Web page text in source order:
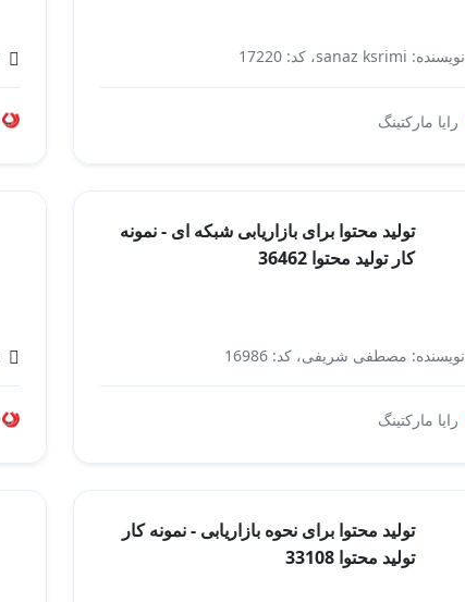
نویسنده: sanaz ksrimi، کد: 17220
رایا مارکتینگ
تولید محتوا برای بازاریابی شبکه ای - نمونه
کار تولید محتوا 36462
نویسنده: مصطفی شریفی، کد: 16986
رایا مارکتینگ
تولید محتوا برای نحوه بازاریابی - نمونه کار
تولید محتوا 33108